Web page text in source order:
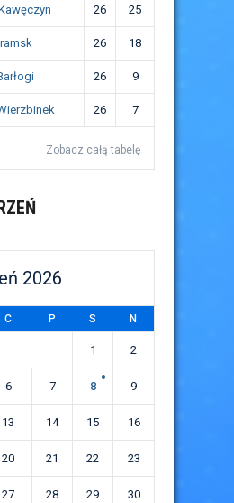
26 25
26 18
26 9
26 7
Zobacz całą tabelę
2026
C P S N
1 2
6 7 8 9
13 14 15 16
20 21 22 23
27 28 29 30